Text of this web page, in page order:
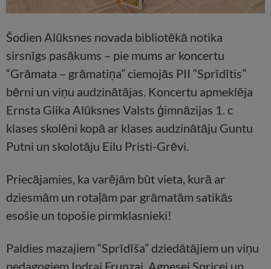
Šodien Alūksnes novada bibliotēkā notika
sirsnīgs pasākums – pie mums ar koncertu
“Grāmata – grāmatiņa” ciemojās PII “Sprīdītis”
bērni un viņu audzinātājas. Koncertu apmeklēja
Ernsta Glika Alūksnes Valsts ģimnāzijas 1. c
klases skolēni kopā ar klases audzinātāju Guntu
Putni un skolotāju Eilu Pristi-Grēvi.
Priecājamies, ka varējām būt vieta, kurā ar
dziesmām un rotaļām par grāmatām satikās
esošie un topošie pirmklasnieki!
Paldies mazajiem “Sprīdīša” dziedātājiem un viņu
pedagogiem Indrai Frunzai, Agnesei Spricei un